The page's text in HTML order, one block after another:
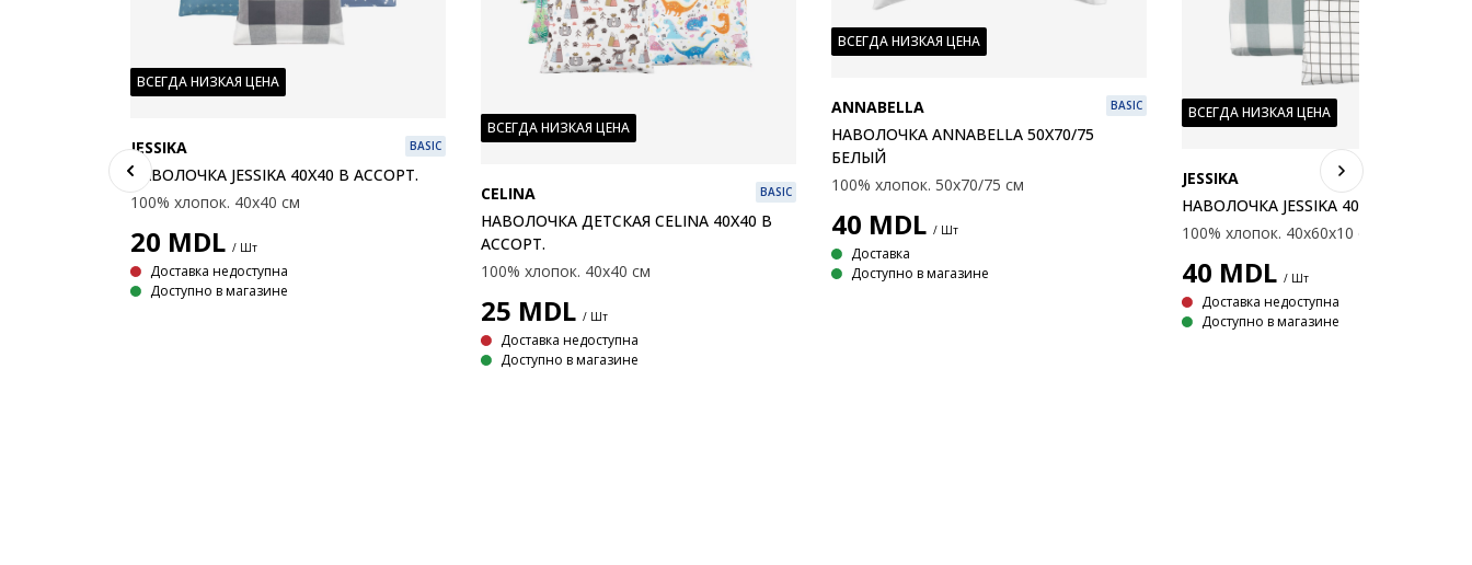
ВСЕГДА НИЗКАЯ ЦЕНА
JESSIKA BASIC
НАВОЛОЧКА JESSIKA 40X40 В АССОРТ.
100% хлопок. 40x40 см
20 MDL / Шт
Доставка недоступна
Доступно в магазине
ВСЕГДА НИЗКАЯ ЦЕНА
CELINA BASIC
НАВОЛОЧКА ДЕТСКАЯ CELINA 40X40 В
АССОРТ.
100% хлопок. 40x40 см
25 MDL / Шт
Доставка недоступна
Доступно в магазине
ВСЕГДА НИЗКАЯ ЦЕНА
ANNABELLA BASIC
НАВОЛОЧКА ANNABELLA 50X70/75
БЕЛЫЙ
100% хлопок. 50x70/75 см
40 MDL / Шт
Доставка
Доступно в магазине
ВСЕГДА НИЗКАЯ ЦЕНА
JESSIKA
НАВОЛОЧКА JESSIKA 40X60X10 В
100% хлопок. 40x60x10 см.
40 MDL / Шт
Доставка недоступна
Доступно в магазине